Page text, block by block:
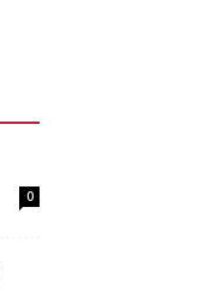
0